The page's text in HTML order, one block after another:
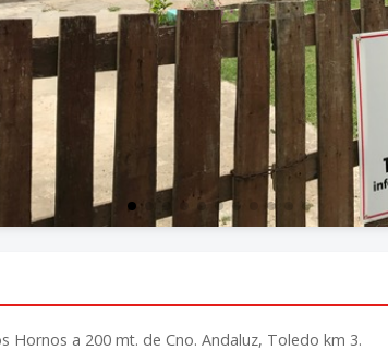
Hornos a 200 mt. de Cno. Andaluz, Toledo km 3.